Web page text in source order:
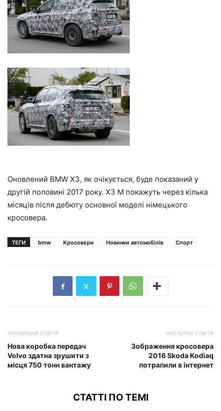
Оновлений BMW X3, як очікується, буде показаний у
другій половині 2017 року. X3 M покажуть через кілька
місяців після дебюту основної моделі німецького
кросовера.
ТЕГИ bmw Кросовери Новинки автомобілів Спорт
попередня стаття
Нова коробка передач
Volvo здатна зрушити з
місця 750 тонн вантажу
наступна стаття
Зображення кросовера
2016 Skoda Kodiaq
потрапили в інтернет
СТАТТІ ПО ТЕМІ